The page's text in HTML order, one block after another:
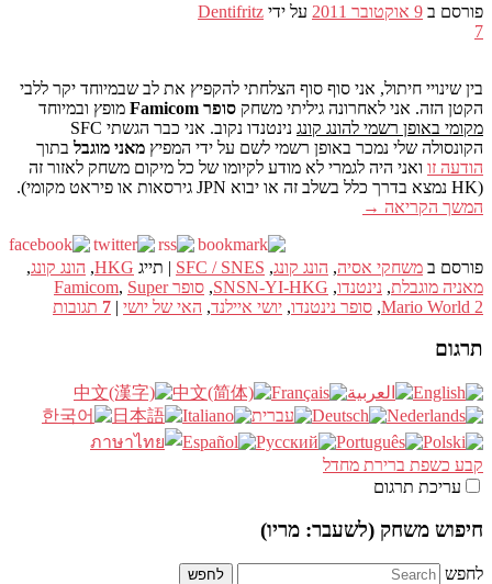
פורסם ב 9 אוקטובר 2011 על ידי Dentifritz
7
בין שינויי חיתול, אני סוף סוף הצלחתי להקפיץ את לב שבמיוחד יקר ללבי
הקטן הזה. אני לאחרונה גיליתי משחק סופר Famicom
מופץ ובמיוחד
מקומי באופן רשמי להונג קונג
נינטנדו נקוב. אני כבר הגשתי SFC
הקונסולה שלי נמכר באופן רשמי לשם על ידי המפיץ מאני מוגבל בתוך
הודעה זו ואני היה לגמרי לא מודע לקיומו של כל מיקום משחק לאזור זה
(HK נמצא בדרך כלל בשלב זה או יבוא JPN גירסאות או פיראט מקומי).
המשך הקריאה →
פורסם ב משחקי אסיה, הונג קונג,
SFC / SNES
| תייג HKG
, הונג קונג,
מאניה מוגבלת, נינטנדו,
SNSN-YI-HKG
, סופר Famicom , Super
Mario World 2
, סופר נינטנדו, יושי איילנד, האי של יושי |
7 תגובות
תרגום
קבע כשפת ברירת מחדל
עריכת תרגום
חיפוש משחק (לשעבר: מריו)
לחפש